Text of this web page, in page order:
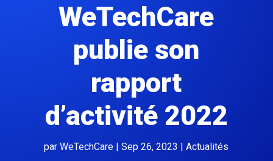
WeTechCare
publie son
rapport
d’activité 2022
parWeTechCare |Sep 26, 2023 |Actualités